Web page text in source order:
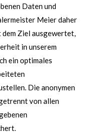
Daten und
Meier daher
Ziel ausgewertet,
in unserem
ein optimales
Die anonymen
von allen